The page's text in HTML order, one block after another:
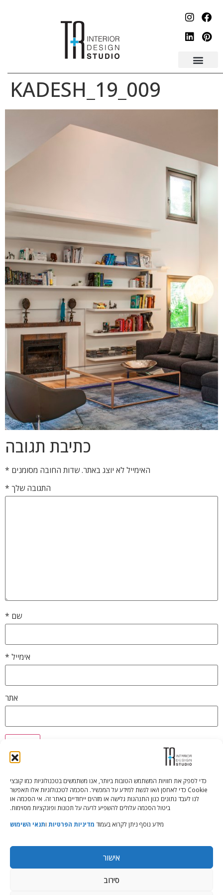
כדי לספק את חוויות המשתמש הטובות ביותר, אנו משתמשים בטכנולוגיות כמו קובצי
Cookie כדי לאחסן ו/או לגשת למידע על המכשיר. הסכמה לטכנולוגיות אלו תאפשר
לנו לעבד נתונים כגון התנהגות גלישה או מזהים ייחודיים באתר זה. אי הסכמה או
ביטול הסכמה עלולים להשפיע לרעה על תכונות ופונקציות מסוימות.
מידע נוסף ניתן לקרוא בעמוד מדיניות הפרטיות ותנאי השימוש
אישור
סירוב
KADESH_19_009
כתיבת תגובה
האימייל לא יוצג באתר.שדות החובה מסומנים *
התגובה שלך *
שם *
אימייל *
אתר
Tali Shenfeld:052.620.2446
tali@TRstudio.co.il
rakefet@TRstudio.co.il